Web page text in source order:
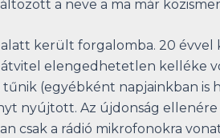
a neve a ma már
került forgalomba. 20 évvel
elengedhetetlen kelléke
(egyébként napjainkban is
nyújtott. Az újdonság
csak a rádió mikrofonokra